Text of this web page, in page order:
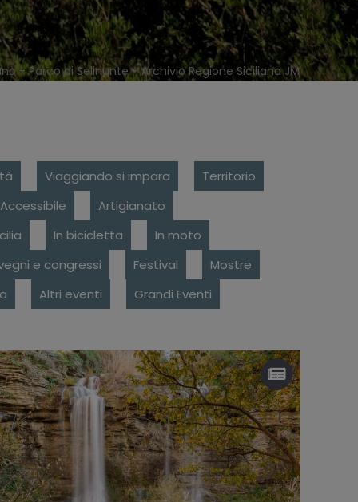
- Parco di Selinunte - Archivio Regione Siciliana JM
Viaggiando si impara
Territorio
Artigianato
In bicicletta
In moto
e congressi
Festival
Mostre
Altri eventi Grandi Eventi